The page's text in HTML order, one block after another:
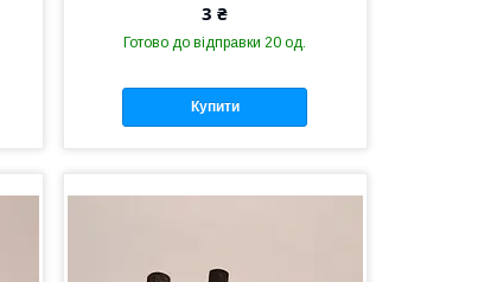
3 ₴
Готово до відправки 20 од.
Купити